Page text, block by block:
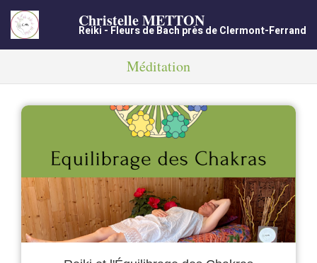
Christelle METTON
Reiki - Fleurs de Bach près de Clermont-Ferrand
Méditation